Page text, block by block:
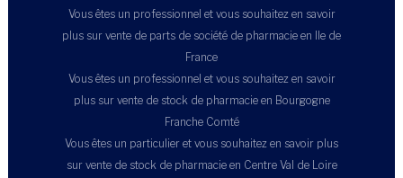
Vous êtes un professionnel et vous souhaitez en savoir
plus sur vente de parts de société de pharmacie en Ile de
France
Vous êtes un professionnel et vous souhaitez en savoir
plus sur vente de stock de pharmacie en Bourgogne
Franche Comté
Vous êtes un particulier et vous souhaitez en savoir plus
sur vente de stock de pharmacie en Centre Val de Loire